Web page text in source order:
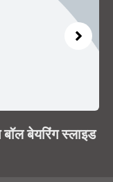
बेयरिंग स्लाइड